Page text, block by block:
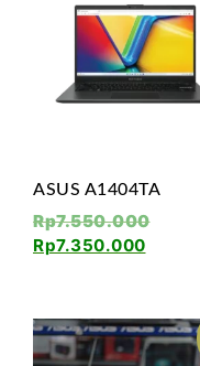
ASUS A1404TA
Rp7.550.000
Rp7.350.000